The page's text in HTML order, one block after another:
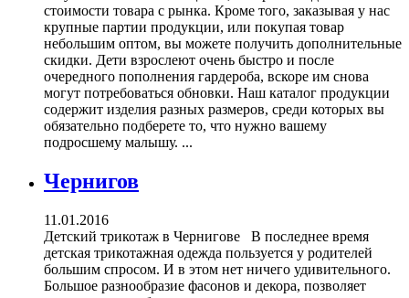
стоимости товара с рынка. Кроме того, заказывая у нас
крупные партии продукции, или покупая товар
небольшим оптом, вы можете получить дополнительные
скидки. Дети взрослеют очень быстро и после
очередного пополнения гардероба, вскоре им снова
могут потребоваться обновки. Наш каталог продукции
содержит изделия разных размеров, среди которых вы
обязательно подберете то, что нужно вашему
подросшему малышу. ...
Чернигов
11.01.2016
Детский трикотаж в Чернигове В последнее время
детская трикотажная одежда пользуется у родителей
большим спросом. И в этом нет ничего удивительного.
Большое разнообразие фасонов и декора, позволяет